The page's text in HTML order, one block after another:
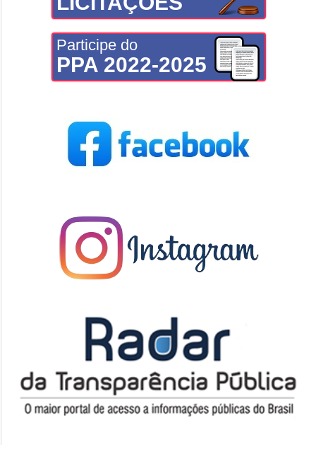
Participe do
PPA 2022-2025